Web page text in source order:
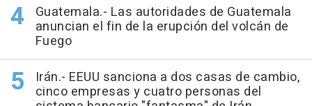
Guatemala.- Las autoridades de Guatemala
anuncian el fin de la erupción del volcán de
Fuego
Irán.- EEUU sanciona a dos casas de cambio,
cinco empresas y cuatro personas del